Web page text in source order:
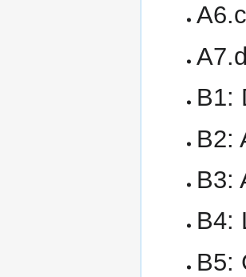
B1:
B2:
B3:
B4:
B5: